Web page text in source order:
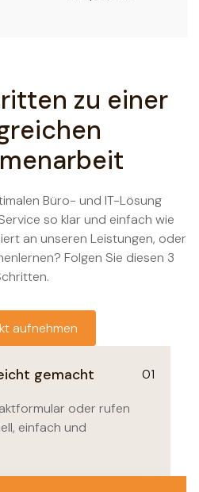
gemacht 01
oder rufen
einfach und
zu einer
Büro- und IT-Lösung
so klar und einfach wie
an unseren Leistungen, oder
Folgen Sie diesen 3
aufnehmen